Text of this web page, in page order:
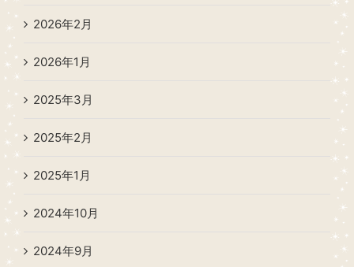
2026年2月
2026年1月
2025年3月
2025年2月
2025年1月
2024年10月
2024年9月